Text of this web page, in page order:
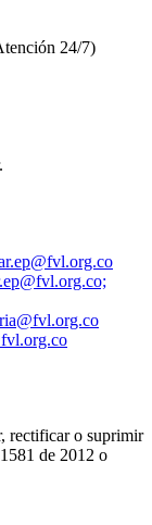
24/7)
rectificar o suprimir
de 2012 o